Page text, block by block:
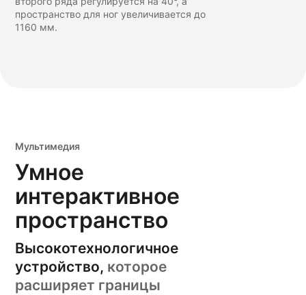
пространство для ног увеличивается до
1160 мм.
Высокотехнологичное
устройство, которое
расширяет границы
Мультимедия
Умное
интерактивное
пространство